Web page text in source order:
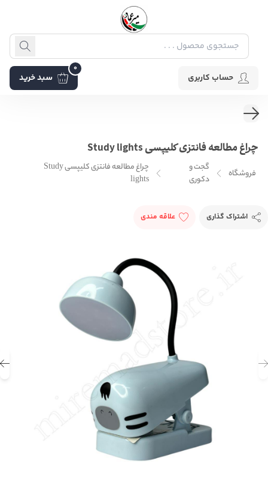
حساب کاربری سبد خرید
0
چراغ مطالعه فانتزی کلیپسی Study lights
فروشگاه
گجت و
دکوری
چراغ مطالعه فانتزی کلیپسی Study
lights
اشتراک گذاری علاقه مندی